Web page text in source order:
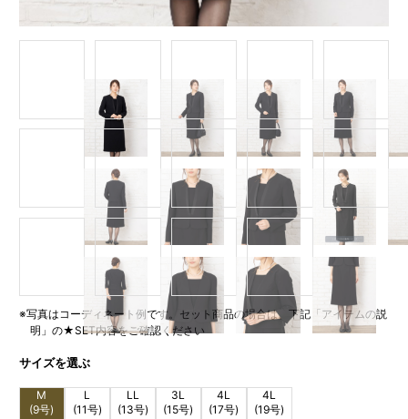
※写真はコーディネート例です。セット商品の場合は、下記「アイテムの説
明」の★SET内容をご確認ください
サイズを選ぶ
M
(9号)
L
(11号)
LL
(13号)
3L
(15号)
4L
(17号)
4L
(19号)